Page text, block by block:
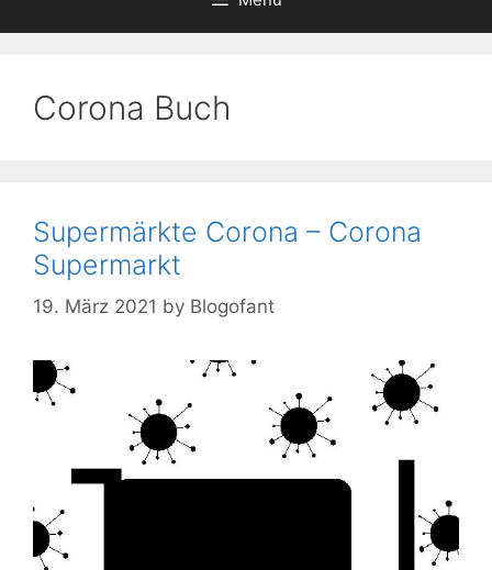
Corona Buch
Supermärkte Corona – Corona
Supermarkt
19. März 2021 by Blogofant